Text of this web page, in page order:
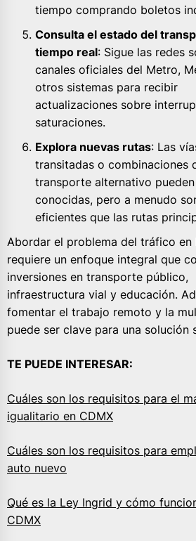
tiempo comprando boletos
Consulta el estado del
tiempo real: Sigue las redes
canales oficiales del Metro,
otros sistemas para recibir
actualizaciones sobre
saturaciones.
Explora nuevas rutas: Las
transitadas o combinaciones
transporte alternativo
conocidas, pero a menudo
eficientes que las rutas
Abordar el problema del tráfico en
requiere un enfoque integral que
inversiones en transporte público,
infraestructura vial y educación.
fomentar el trabajo remoto y la
puede ser clave para una solución
TE PUEDE INTERESAR:
Cuáles son los requisitos para el
igualitario en CDMX
Cuáles son los requisitos para
auto nuevo
Qué es la Ley Ingrid y cómo
CDMX